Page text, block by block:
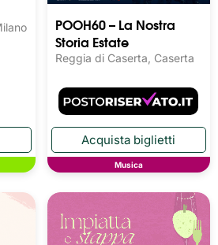
POOH60 – La Nostra
Storia Estate
Reggia di Caserta, Caserta
Musica